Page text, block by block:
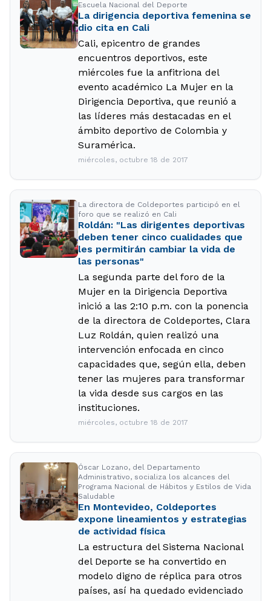
Escuela Nacional del Deporte
La dirigencia deportiva femenina se
dio cita en Cali
Cali, epicentro de grandes
encuentros deportivos, este
miércoles fue la anfitriona del
evento académico La Mujer en la
Dirigencia Deportiva, que reunió a
las líderes más destacadas en el
ámbito deportivo de Colombia y
Suramérica.
miércoles, octubre 18 de 2017
La directora de Coldeportes participó en el
foro que se realizó en Cali
Roldán: "Las dirigentes deportivas
deben tener cinco cualidades que
les permitirán cambiar la vida de
las personas"
La segunda parte del foro de la
Mujer en la Dirigencia Deportiva
inició a las 2:10 p.m. con la ponencia
de la directora de Coldeportes, Clara
Luz Roldán, quien realizó una
intervención enfocada en cinco
capacidades que, según ella, deben
tener las mujeres para transformar
la vida desde sus cargos en las
instituciones.
miércoles, octubre 18 de 2017
Óscar Lozano, del Departamento
Administrativo, socializa los alcances del
Programa Nacional de Hábitos y Estilos de Vida
Saludable
En Montevideo, Coldeportes
expone lineamientos y estrategias
de actividad física
La estructura del Sistema Nacional
del Deporte se ha convertido en
modelo digno de réplica para otros
países, así ha quedado evidenciado